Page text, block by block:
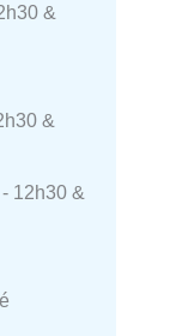
&
&
12h30 &